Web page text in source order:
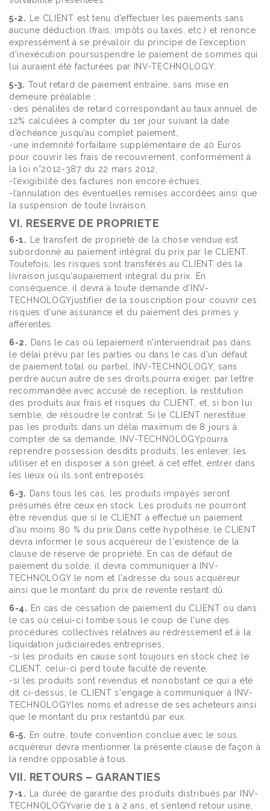
5-2.
Le CLIENT est tenu d’effectuer les paiements sans
aucune déduction (frais, impôts ou taxes, etc.) et renonce
expressément à se prévaloir du principe de l’exception
d’inexécution poursuspendre le paiement de sommes qui
lui auraient été facturées par INV-TECHNOLOGY.
5-3. Tout retard de paiement entraîne, sans mise en
demeure préalable :
-des pénalités de retard correspondant au taux annuel de
12% calculées à compter du 1er jour suivant la date
d’échéance jusqu’au complet paiement,
-une indemnité forfaitaire supplémentaire de 40 Euros
pour couvrir les frais de recouvrement, conformément à
la loi n°2012-387 du 22 mars 2012,
-l’exigibilité des factures non encore échues,
-l’annulation des éventuelles remises accordées ainsi que
la suspension de toute livraison.
VI. RESERVE DE PROPRIETE
6-1.
Le transfert de propriété de la chose vendue est
subordonné au paiement intégral du prix par le CLIENT.
Toutefois, les risques sont transférés au CLIENT dès la
livraison jusqu'aupaiement intégral du prix. En
conséquence, il devra à toute demande d’INV-
TECHNOLOGYjustifier de la souscription pour couvrir ces
risques d'une assurance et du paiement des primes y
afférentes.
6-2. Dans le cas où lepaiement n'interviendrait pas dans
le délai prévu par les parties ou dans le cas d’un défaut
de paiement total ou partiel, INV-TECHNOLOGY, sans
perdre aucun autre de ses droits,pourra exiger, par lettre
recommandée avec accusé de réception, la restitution
des produits aux frais et risques du CLIENT, et, si bon lui
semble, de résoudre le contrat. Si le CLIENT nerestitue
pas les produits dans un délai maximum de 8 jours à
compter de sa demande, INV-TECHNOLOGYpourra
reprendre possession desdits produits, les enlever, les
utiliser et en disposer à son gréet, à cet effet, entrer dans
les lieux où ils sont entreposés.
6-3. Dans tous les cas, les produits impayés seront
présumés être ceux en stock. Les produits ne pourront
être revendus que si le CLIENT a effectué un paiement
d'au moins 80 % du prix.Dans cette hypothèse, le CLIENT
devra informer le sous acquéreur de l'existence de la
clause de réserve de propriété. En cas de défaut de
paiement du solde, il devra communiquer à INV-
TECHNOLOGY le nom et l'adresse du sous acquéreur
ainsi que le montant du prix de revente restant dû.
6-4. En cas de cessation de paiement du CLIENT ou dans
le cas où celui-ci tombe sous le coup de l'une des
procédures collectives relatives au redressement et à la
liquidation judiciairedes entreprises,
-si les produits en cause sont toujours en stock chez le
CLIENT, celui-ci perd toute faculté de revente,
-si les produits sont revendus et nonobstant ce qui a été
dit ci-dessus, le CLIENT s'engage à communiquer à INV-
TECHNOLOGYles noms et adresse de ses acheteurs ainsi
que le montant du prix restantdû par eux.
6-5. En outre, toute convention conclue avec le sous
acquéreur devra mentionner la présente clause de façon à
la rendre opposable à tous.
VII. RETOURS – GARANTIES
7-1.
La durée de garantie des produits distribués par INV-
TECHNOLOGYvarie de 1 à 2 ans, et s’entend retour usine,